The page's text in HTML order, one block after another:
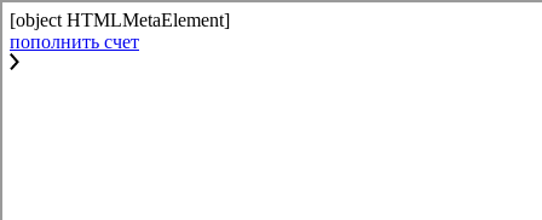
[object HTMLMetaElement]
пополнить счет